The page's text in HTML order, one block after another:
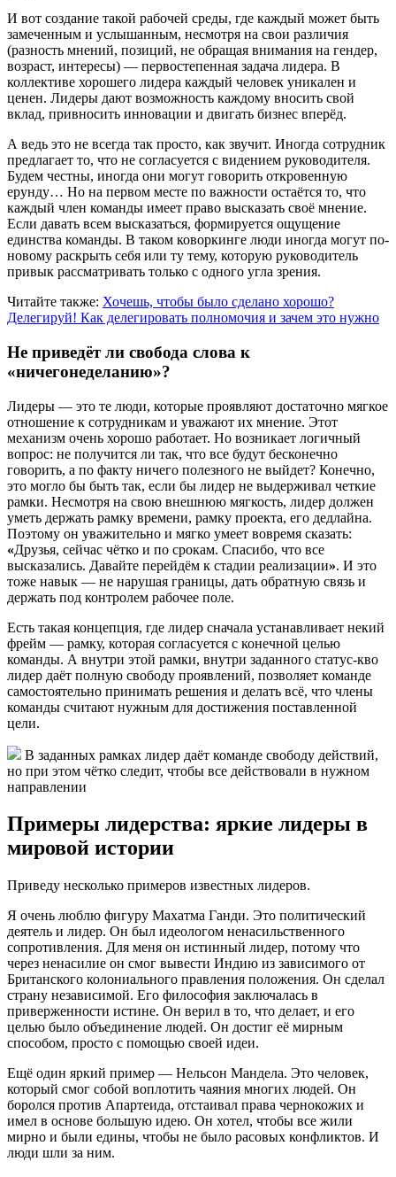
И вот создание такой рабочей среды, где каждый может быть
замеченным и услышанным, несмотря на свои различия
(разность мнений, позиций, не обращая внимания на гендер,
возраст, интересы) — первостепенная задача лидера. В
коллективе хорошего лидера каждый человек уникален и
ценен. Лидеры дают возможность каждому вносить свой
вклад, привносить инновации и двигать бизнес вперёд.
А ведь это не всегда так просто, как звучит. Иногда сотрудник
предлагает то, что не согласуется с видением руководителя.
Будем честны, иногда они могут говорить откровенную
ерунду… Но на первом месте по важности остаётся то, что
каждый член команды имеет право высказать своё мнение.
Если давать всем высказаться, формируется ощущение
единства команды. В таком коворкинге люди иногда могут по-
новому раскрыть себя или ту тему, которую руководитель
привык рассматривать только с одного угла зрения.
Читайте также: Хочешь, чтобы было сделано хорошо?
Делегируй! Как делегировать полномочия и зачем это нужно
Не приведёт ли свобода слова к
«ничегонеделанию»?
Лидеры — это те люди, которые проявляют достаточно мягкое
отношение к сотрудникам и уважают их мнение. Этот
механизм очень хорошо работает. Но возникает логичный
вопрос: не получится ли так, что все будут бесконечно
говорить, а по факту ничего полезного не выйдет? Конечно,
это могло бы быть так, если бы лидер не выдерживал четкие
рамки. Несмотря на свою внешнюю мягкость, лидер должен
уметь держать рамку времени, рамку проекта, его дедлайна.
Поэтому он уважительно и мягко умеет вовремя сказать:
«Друзья, сейчас чётко и по срокам. Спасибо, что все
высказались. Давайте перейдём к стадии реализации». И это
тоже навык — не нарушая границы, дать обратную связь и
держать под контролем рабочее поле.
Есть такая концепция, где лидер сначала устанавливает некий
фрейм — рамку, которая согласуется с конечной целью
команды. А внутри этой рамки, внутри заданного статус-кво
лидер даёт полную свободу проявлений, позволяет команде
самостоятельно принимать решения и делать всё, что члены
команды считают нужным для достижения поставленной
цели.
В заданных рамках лидер даёт команде свободу действий,
но при этом чётко следит, чтобы все действовали в нужном
направлении
Примеры лидерства: яркие лидеры в
мировой истории
Приведу несколько примеров известных лидеров.
Я очень люблю фигуру Махатма Ганди. Это политический
деятель и лидер. Он был идеологом ненасильственного
сопротивления. Для меня он истинный лидер, потому что
через ненасилие он смог вывести Индию из зависимого от
Британского колониального правления положения. Он сделал
страну независимой. Его философия заключалась в
приверженности истине. Он верил в то, что делает, и его
целью было объединение людей. Он достиг её мирным
способом, просто с помощью своей идеи.
Ещё один яркий пример — Нельсон Мандела. Это человек,
который смог собой воплотить чаяния многих людей. Он
боролся против Апартеида, отстаивал права чернокожих и
имел в основе большую идею. Он хотел, чтобы все жили
мирно и были едины, чтобы не было расовых конфликтов. И
люди шли за ним.